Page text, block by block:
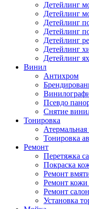
Детейлинг
Детейлинг
Детейлинг
Детейлинг
Детейлинг
Детейлинг
Детейлинг
Винил
Антихром
Псевдо
Снятие
Тонировка
Тонировка
Ремонт
Перетяжка
Покраска
Ремонт
Ремонт кожи
Ремонт
Установка